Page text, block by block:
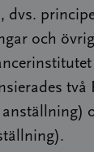
dvs.
och
två